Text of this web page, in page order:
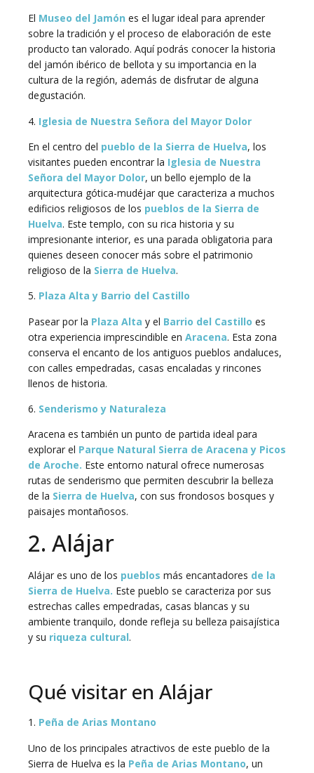
El Museo del Jamón es el lugar ideal para aprender
sobre la tradición y el proceso de elaboración de este
producto tan valorado. Aquí podrás conocer la historia
del jamón ibérico de bellota y su importancia en la
cultura de la región, además de disfrutar de alguna
degustación.
4. Iglesia de Nuestra Señora del Mayor Dolor
En el centro del pueblo de la Sierra de Huelva, los
visitantes pueden encontrar la Iglesia de Nuestra
Señora del Mayor Dolor, un bello ejemplo de la
arquitectura gótica-mudéjar que caracteriza a muchos
edificios religiosos de los pueblos de la Sierra de
Huelva. Este templo, con su rica historia y su
impresionante interior, es una parada obligatoria para
quienes deseen conocer más sobre el patrimonio
religioso de la Sierra de Huelva.
5. Plaza Alta y Barrio del Castillo
Pasear por la Plaza Alta y el Barrio del Castillo es
otra experiencia imprescindible en Aracena. Esta zona
conserva el encanto de los antiguos pueblos andaluces,
con calles empedradas, casas encaladas y rincones
llenos de historia.
6. Senderismo y Naturaleza
Aracena es también un punto de partida ideal para
explorar el Parque Natural Sierra de Aracena y Picos
de Aroche. Este entorno natural ofrece numerosas
rutas de senderismo que permiten descubrir la belleza
de la Sierra de Huelva, con sus frondosos bosques y
paisajes montañosos.
2. Alájar
Alájar es uno de los pueblos más encantadores de la
Sierra de Huelva. Este pueblo se caracteriza por sus
estrechas calles empedradas, casas blancas y su
ambiente tranquilo, donde refleja su belleza paisajística
y su riqueza cultural.
Qué visitar en Alájar
1. Peña de Arias Montano
Uno de los principales atractivos de este pueblo de la
Sierra de Huelva es la Peña de Arias Montano, un